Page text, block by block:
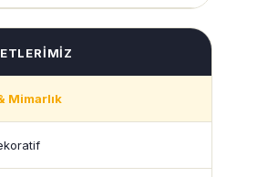
Mimarlık